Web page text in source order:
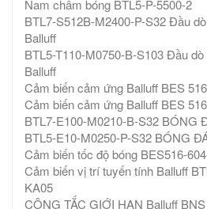
Nam châm bóng BTL5-P-5500-2
BTL7-S512B-M2400-P-S32 Đầu
Balluff
BTL5-T110-M0750-B-S103 Đầu
Balluff
Cảm biến cảm ứng Balluff BES
Cảm biến cảm ứng Balluff BES
BTL7-E100-M0210-B-S32 BÓNG
BTL5-E10-M0250-P-S32 BÓNG
Cảm biến tốc độ bóng BES516-
Cảm biến vị trí tuyến tính Balluff
KA05
CÔNG TẮC GIỚI HẠN Balluff